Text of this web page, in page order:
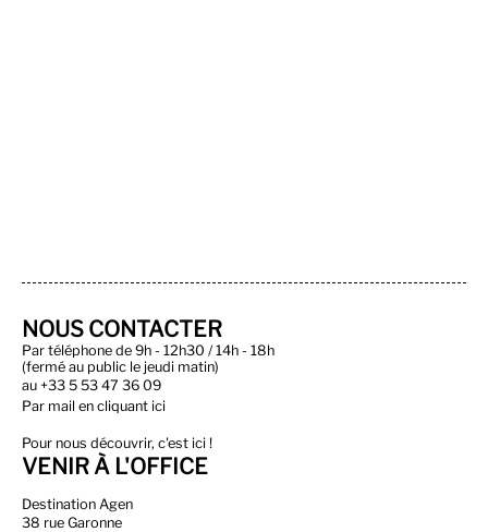
NOUS CONTACTER
Par téléphone de 9h - 12h30 / 14h - 18h
(fermé au public le jeudi matin)
au +33 5 53 47 36 09
Par mail en cliquant ici
Pour nous découvrir, c'est ici !
VENIR À L'OFFICE
Destination Agen
38 rue Garonne